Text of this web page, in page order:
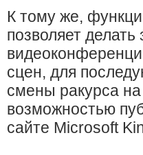
К тому же,
позволяет
сцен, для
смены ракурса
возможностью
сайте Microsoft